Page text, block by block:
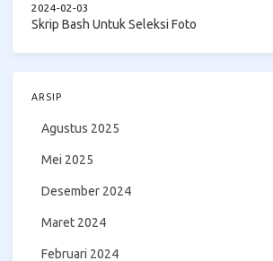
2024-02-03
Skrip Bash Untuk Seleksi Foto
ARSIP
Agustus 2025
Mei 2025
Desember 2024
Maret 2024
Februari 2024